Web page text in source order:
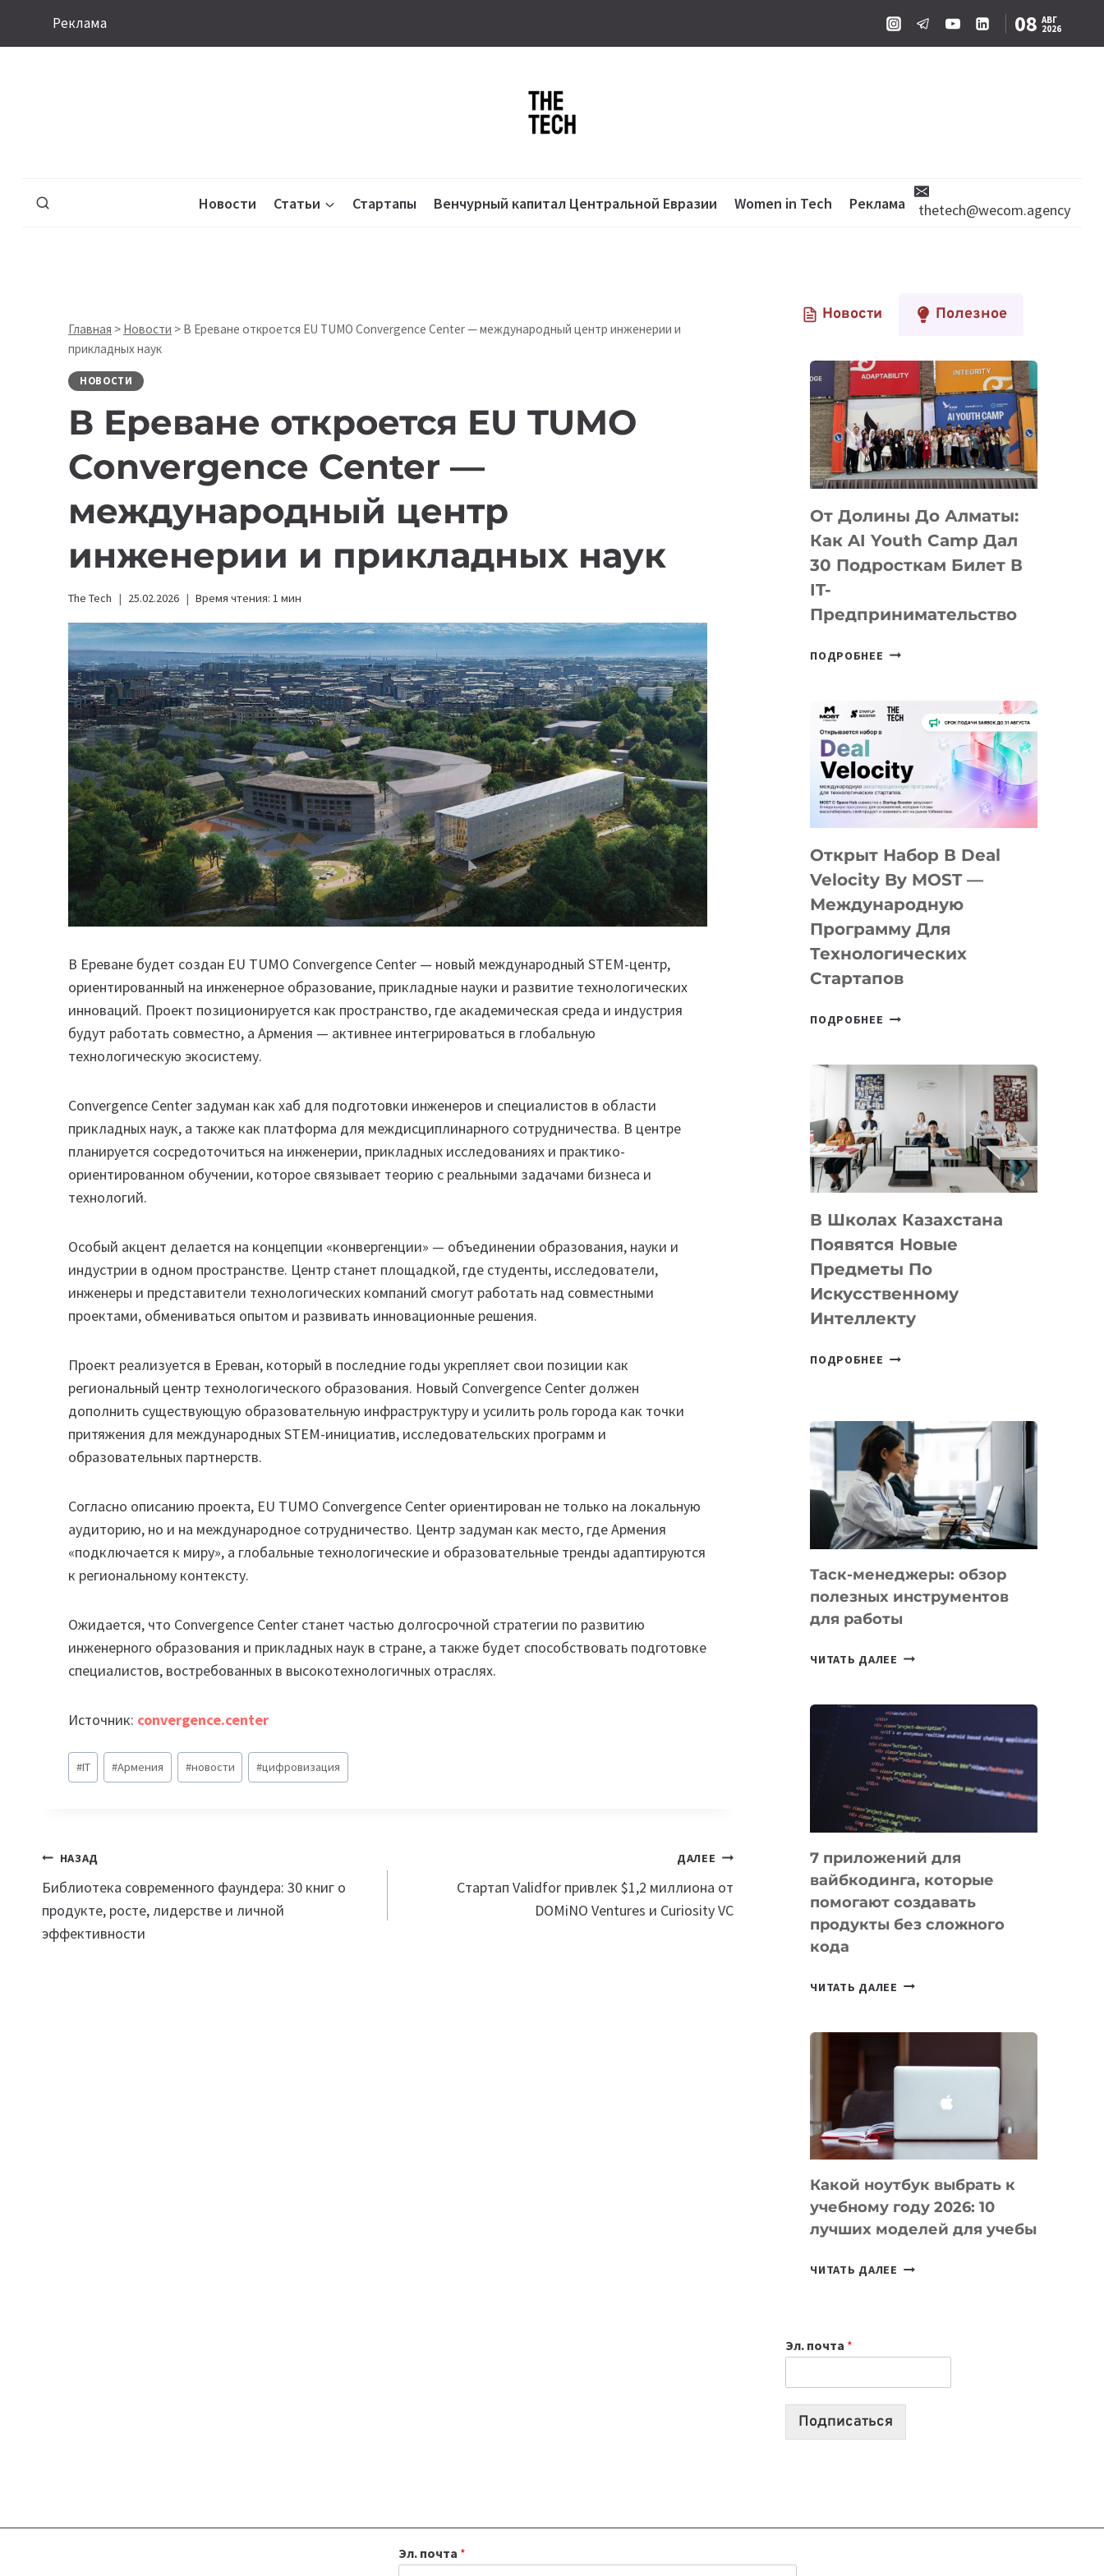
Реклама 08 АВГ
2026
Новости Статьи Стартапы Венчурный капитал Центральной Евразии Women in Tech Реклама thetech@wecom.agency
Главная > Новости > В Ереване откроется EU TUMO Convergence Center — международный центр инженерии и
прикладных наук
НОВОСТИ
В Ереване откроется EU TUMO
Convergence Center —
международный центр
инженерии и прикладных наук
The Tech 25.02.2026 Время чтения: 1 мин
В Ереване будет создан EU TUMO Convergence Center — новый международный STEM-центр,
ориентированный на инженерное образование, прикладные науки и развитие технологических
инноваций. Проект позиционируется как пространство, где академическая среда и индустрия
будут работать совместно, а Армения — активнее интегрироваться в глобальную
технологическую экосистему.
Convergence Center задуман как хаб для подготовки инженеров и специалистов в области
прикладных наук, а также как платформа для междисциплинарного сотрудничества. В центре
планируется сосредоточиться на инженерии, прикладных исследованиях и практико-
ориентированном обучении, которое связывает теорию с реальными задачами бизнеса и
технологий.
Особый акцент делается на концепции «конвергенции» — объединении образования, науки и
индустрии в одном пространстве. Центр станет площадкой, где студенты, исследователи,
инженеры и представители технологических компаний смогут работать над совместными
проектами, обмениваться опытом и развивать инновационные решения.
Проект реализуется в Ереван, который в последние годы укрепляет свои позиции как
региональный центр технологического образования. Новый Convergence Center должен
дополнить существующую образовательную инфраструктуру и усилить роль города как точки
притяжения для международных STEM-инициатив, исследовательских программ и
образовательных партнерств.
Согласно описанию проекта, EU TUMO Convergence Center ориентирован не только на локальную
аудиторию, но и на международное сотрудничество. Центр задуман как место, где Армения
«подключается к миру», а глобальные технологические и образовательные тренды адаптируются
к региональному контексту.
Ожидается, что Convergence Center станет частью долгосрочной стратегии по развитию
инженерного образования и прикладных наук в стране, а также будет способствовать подготовке
специалистов, востребованных в высокотехнологичных отраслях.
Источник: convergence.center
Метки
записи:
#IT #Армения #новости #цифровизация
Навигация
по
записям
НАЗАД
Библиотека современного фаундера: 30 книг о
продукте, росте, лидерстве и личной
эффективности
ДАЛЕЕ
Стартап Validfor привлек $1,2 миллиона от
DOMiNO Ventures и Curiosity VC
Новости Полезное
От Долины До Алматы:
Как AI Youth Camp Дал
30 Подросткам Билет В
IT-
Предпринимательство
ПОДРОБНЕЕ ОТ
АЛМАТЫ:
YOUTH
CAMP
ДАЛ
ПОДРОСТКАМ
БИЛЕТ
IT-
ПРЕДПРИНИМАТЕЛЬСТВО
Открыт Набор В Deal
Velocity By MOST —
Международную
Программу Для
Технологических
Стартапов
ПОДРОБНЕЕ ОТКРЫТ
DEAL
VELOCITY
MOST
—
МЕЖДУНАРОДНУЮ
ДЛЯ
ТЕХНОЛОГИЧЕСКИХ
СТАРТАПОВ
В Школах Казахстана
Появятся Новые
Предметы По
Искусственному
Интеллекту
ПОДРОБНЕЕ
НОВЫЕ
ПРЕДМЕТЫ
ПО
ИСКУССТВЕННОМУ
ИНТЕЛЛЕКТУ
Таск-менеджеры: обзор
полезных инструментов
для работы
ЧИТАТЬ ДАЛЕЕ ТАСК-
ПОЛЕЗНЫХ
ИНСТРУМЕНТОВ
ДЛЯ
РАБОТЫ
7 приложений для
вайбкодинга, которые
помогают создавать
продукты без сложного
кода
ЧИТАТЬ ДАЛЕЕ
КОТОРЫЕ
СОЗДАВАТЬ
БЕЗ
КОДА
Какой ноутбук выбрать к
учебному году 2026: 10
лучших моделей для учебы
ЧИТАТЬ ДАЛЕЕ КАКОЙ
2026:
10
Эл. почта *
Подписаться
Эл. почта *